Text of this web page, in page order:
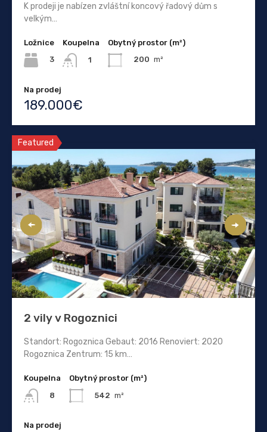
K prodeji je nabízen zvláštní koncový řadový dům s
velkým…
Ložnice
3
Koupelna
1
Obytný prostor (m²)
200 m²
Na prodej
189.000€
Featured
2 vily v Rogoznici
Standort: Rogoznica Gebaut: 2016 Renoviert: 2020
Rogoznica Zentrum: 15 km…
Koupelna
8
Obytný prostor (m²)
542 m²
Na prodej